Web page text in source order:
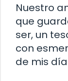
Nuestro
que
ser, un
con
de mis